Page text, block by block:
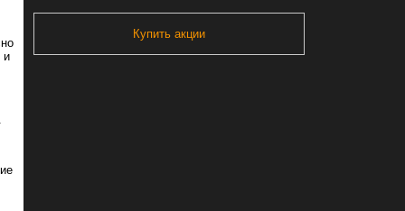
и
Купить акции